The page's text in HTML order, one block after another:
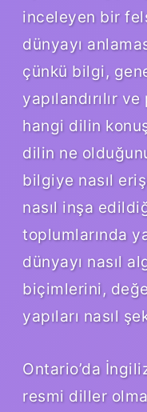
inceleyen bir
dünyayı
çünkü bilgi,
yapılandırılır
hangi dilin
dilin ne
bilgiye nasıl
nasıl inşa
toplumlarında
dünyayı nasıl
biçimlerini,
yapıları nasıl
Ontario’da
resmi diller